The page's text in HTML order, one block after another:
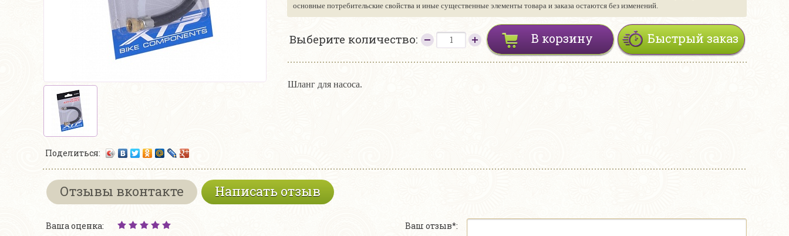
Поделиться:
основные потребительские свойства и иные существенные элементы товара и заказа остаются без изменений.
Выберите количество: Быстрый заказ
В корзину
Шланг для насоса.
Отзывы вконтакте Написать отзыв
Ваша оценка:
Ваш отзыв*: